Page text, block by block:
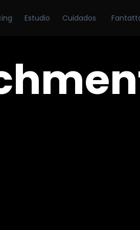
Estudio Cuidados